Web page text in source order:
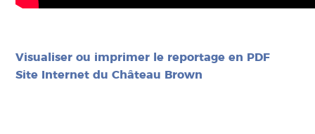
Visualiser ou imprimer le reportage en PDF
Site Internet du Château Brown